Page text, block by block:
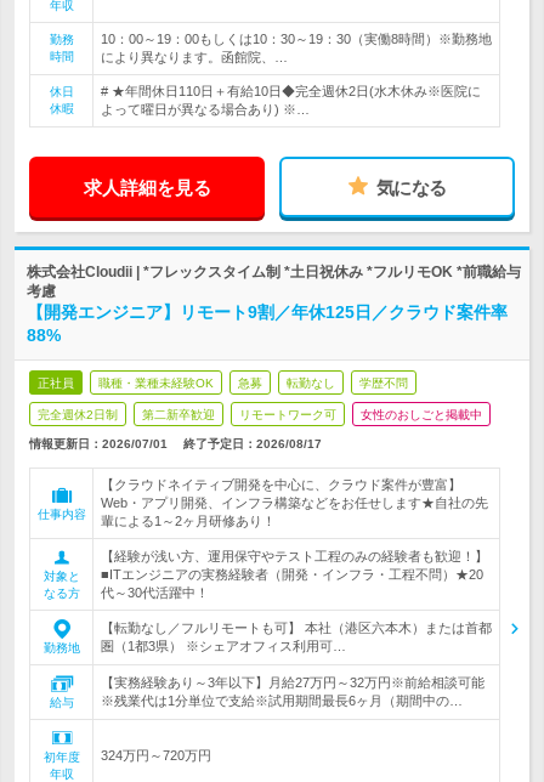
年収
勤務
時間
10：00～19：00もしくは10：30～19：30（実働8時間）※勤務地
により異なります。函館院、…
休日
休暇
# ★年間休日110日＋有給10日◆完全週休2日(水木休み※医院に
よって曜日が異なる場合あり) ※…
求人詳細を見る 気になる
株式会社Cloudii | *フレックスタイム制 *土日祝休み *フルリモOK *前職給与
考慮
【開発エンジニア】リモート9割／年休125日／クラウド案件率
88%
正社員 職種・業種未経験OK 急募 転勤なし 学歴不問
完全週休2日制 第二新卒歓迎 リモートワーク可 女性のおしごと掲載中
情報更新日：2026/07/01 終了予定日： 2026/08/17
仕事内容
【クラウドネイティブ開発を中心に、クラウド案件が豊富】
Web・アプリ開発、インフラ構築などをお任せします★自社の先
輩による1～2ヶ月研修あり！
対象と
なる方
【経験が浅い方、運用保守やテスト工程のみの経験者も歓迎！】
■ITエンジニアの実務経験者（開発・インフラ・工程不問）★20
代～30代活躍中！
勤務地
【転勤なし／フルリモートも可】 本社（港区六本木）または首都
圏（1都3県） ※シェアオフィス利用可…
給与
【実務経験あり～3年以下】月給27万円～32万円※前給相談可能
※残業代は1分単位で支給※試用期間最長6ヶ月（期間中の…
初年度
年収
324万円～720万円